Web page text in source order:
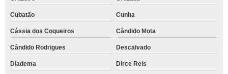
Cubatão Cunha
Cássia dos Coqueiros Cândido Mota
Cândido Rodrigues Descalvado
Diadema Dirce Reis